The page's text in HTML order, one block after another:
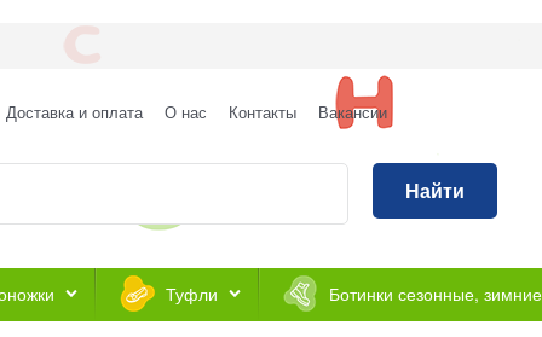
Доставка и оплата О нас Контакты Вакансии
Найти
Туфли Ботинки сезонные, зимние